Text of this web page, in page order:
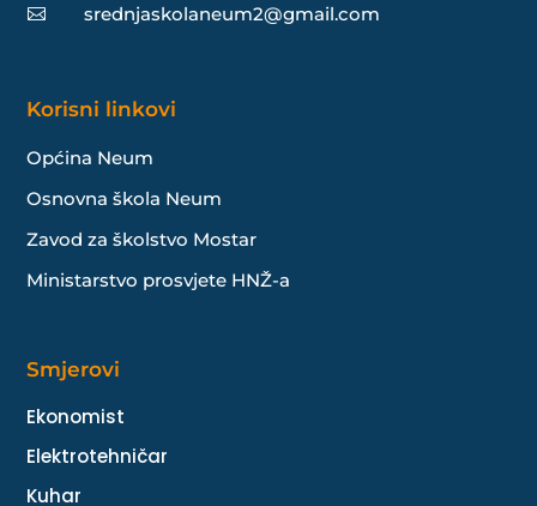
 srednjaskolaneum2@gmail.com
Korisni linkovi
Općina Neum
Osnovna škola Neum
Zavod za školstvo Mostar
Ministarstvo prosvjete HNŽ-a
Smjerovi
Ekonomist
Elektrotehničar
Kuhar